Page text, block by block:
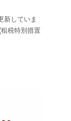
新していま
税特別措置